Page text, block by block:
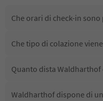
Che orari di check-in
Che tipo di colazione
Quanto dista Waldharthof
Waldharthof dispone di